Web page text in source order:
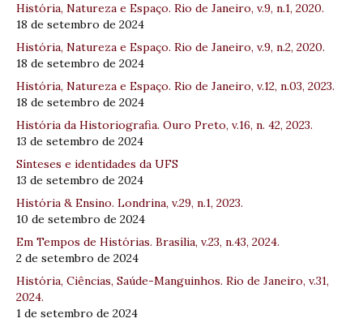
História, Natureza e Espaço. Rio de Janeiro, v.9, n.1, 2020.
18 de setembro de 2024
História, Natureza e Espaço. Rio de Janeiro, v.9, n.2, 2020.
18 de setembro de 2024
História, Natureza e Espaço. Rio de Janeiro, v.12, n.03, 2023.
18 de setembro de 2024
História da Historiografia. Ouro Preto, v.16, n. 42, 2023.
13 de setembro de 2024
Sínteses e identidades da UFS
13 de setembro de 2024
História & Ensino. Londrina, v.29, n.1, 2023.
10 de setembro de 2024
Em Tempos de Histórias. Brasília, v.23, n.43, 2024.
2 de setembro de 2024
História, Ciências, Saúde-Manguinhos. Rio de Janeiro, v.31,
2024.
1 de setembro de 2024